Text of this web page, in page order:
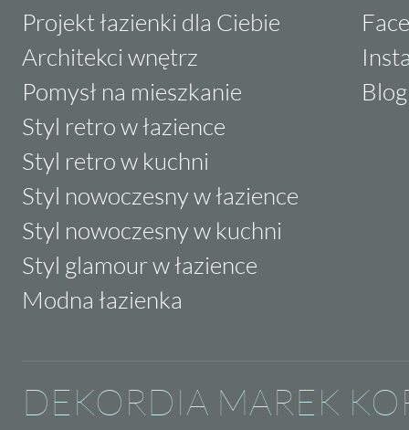
Projekt łazienki dla Ciebie
Architekci wnętrz
Pomysł na mieszkanie
Styl retro w łazience
Styl retro w kuchni
Styl nowoczesny w łazience
Styl nowoczesny w kuchni
Styl glamour w łazience
Modna łazienka
Blog
DEKORDIA MAREK